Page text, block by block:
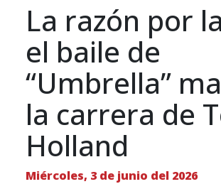
La razón por
el baile de
“Umbrella”
la carrera de
Holland
Miércoles, 3 de junio del 2026